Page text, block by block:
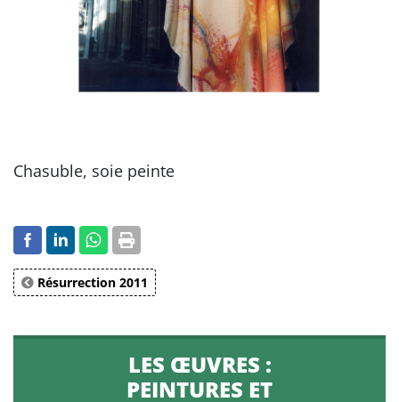
Chasuble, soie peinte
Résurrection 2011
LES ŒUVRES :
PEINTURES ET